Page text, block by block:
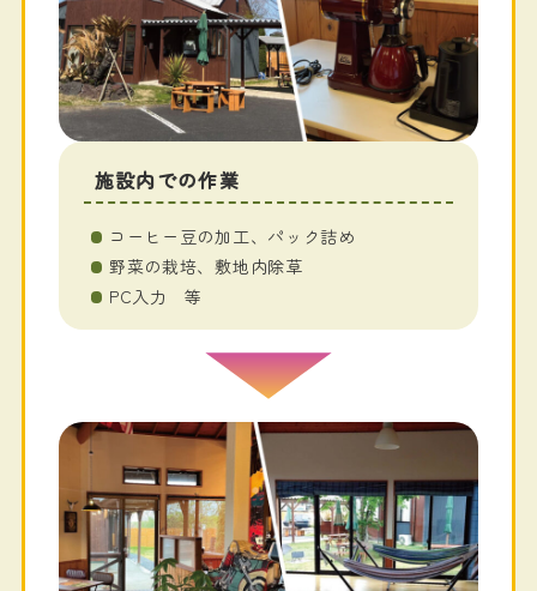
施設内での作業
コーヒー豆の加工、パック詰め
野菜の栽培、敷地内除草
PC入力 等